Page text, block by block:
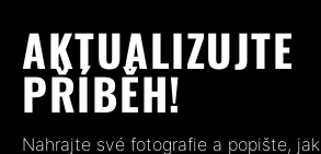
AKTUALIZUJTE
PŘÍBĚH!
Nahrajte své fotografie a popište, jak